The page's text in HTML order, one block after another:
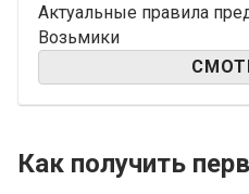
Актуальные правила
Возьмики
Как получить